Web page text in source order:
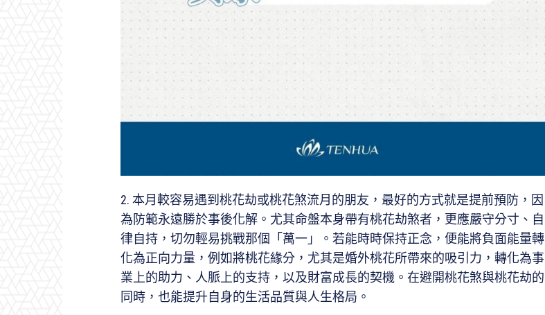
2. 本月較容易遇到桃花劫或桃花煞流月的朋友，最好的方式就是提前預防，因
為防範永遠勝於事後化解。尤其命盤本身帶有桃花劫煞者，更應嚴守分寸、自
律自持，切勿輕易挑戰那個「萬一」。若能時時保持正念，便能將負面能量轉
化為正向力量，例如將桃花緣分，尤其是婚外桃花所帶來的吸引力，轉化為事
業上的助力、人脈上的支持，以及財富成長的契機。在避開桃花煞與桃花劫的
同時，也能提升自身的生活品質與人生格局。